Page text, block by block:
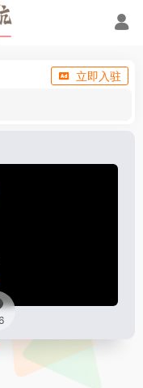
立即入驻